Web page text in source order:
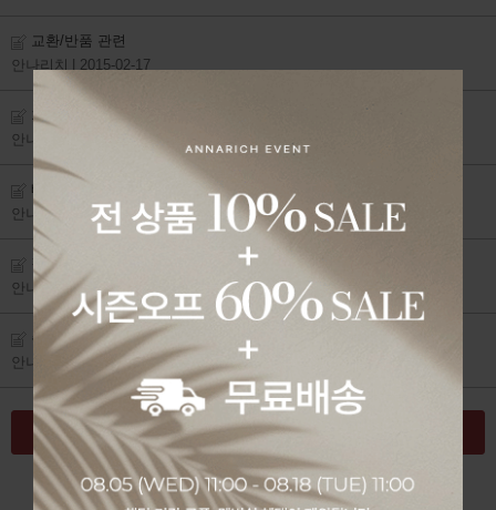
교환/반품 관련
안나리치
| 2015-02-17
회원 관련
안나리치
| 2015-02-17
배송 관련
안나리치
| 2015-02-17
결제 관련
안나리치| 2015-02-16
주문 관련
안나리치| 2015-02-16
글쓰기
1